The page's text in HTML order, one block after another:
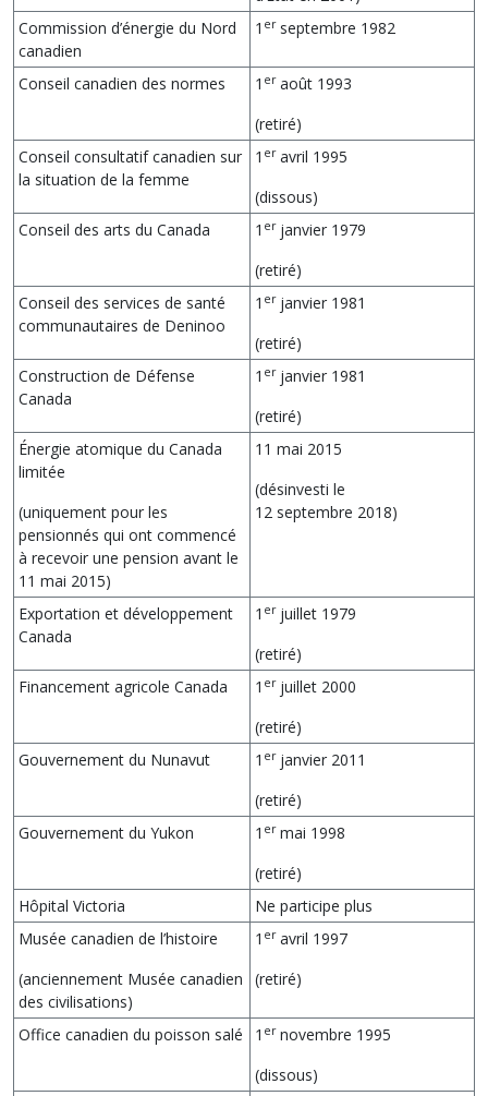
Commission d’énergie du Nord
canadien
1 erseptembre 1982
Conseil canadien des normes 1 eraoût 1993
(retiré)
Conseil consultatif canadien sur
la situation de la femme
1 eravril 1995
(dissous)
Conseil des arts du Canada
1 erjanvier 1979
(retiré)
Conseil des services de santé
communautaires de Deninoo
1 erjanvier 1981
(retiré)
Construction de Défense
Canada
1 erjanvier 1981
(retiré)
Énergie atomique du Canada
limitée
(uniquement pour les
pensionnés qui ont commencé
à recevoir une pension avant le
11 mai 2015)
11 mai 2015
(désinvesti le
12 septembre 2018)
Exportation et développement
Canada
1 erjuillet 1979
(retiré)
Financement agricole Canada
1 erjuillet 2000
(retiré)
Gouvernement du Nunavut
1 erjanvier 2011
(retiré)
Gouvernement du Yukon
1 ermai 1998
(retiré)
Hôpital Victoria
Ne participe plus
Musée canadien de l’histoire
(anciennement Musée canadien
des civilisations)
1 eravril 1997
(retiré)
Office canadien du poisson salé 1 ernovembre 1995
(dissous)